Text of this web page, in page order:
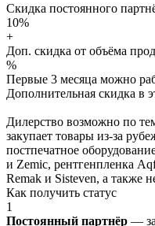
Скидка постоянного
10%
+
Доп. скидка от объёма
%
Первые 3 месяца можно
Дополнительная скидка в
Дилерство возможно по
закупает товары из-за
постпечатное
и Zemic, рентгенпленка
Remak и Sisteven, а также
Как получить статус
1
Постоянный партнёр —